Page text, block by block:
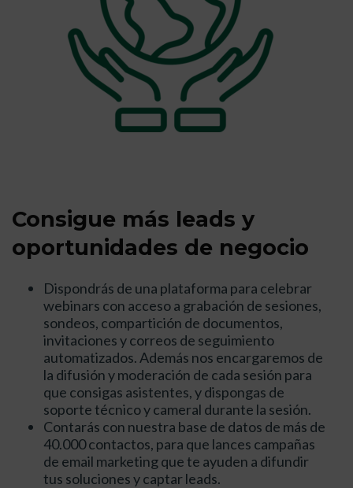
Consigue más leads y
oportunidades de negocio
Dispondrás de una plataforma para celebrar
webinars con acceso a grabación de sesiones,
sondeos, compartición de documentos,
invitaciones y correos de seguimiento
automatizados. Además nos encargaremos de
la difusión y moderación de cada sesión para
que consigas asistentes, y dispongas de
soporte técnico y cameral durante la sesión.
Contarás con nuestra base de datos de más de
40.000 contactos, para que lances campañas
de email marketing que te ayuden a difundir
tus soluciones y captar leads.